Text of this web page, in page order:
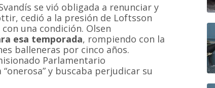
se vió obligada a renunciar y
cedió a la presión de Loftsson
una condición. Olsen
esa temporada, rompiendo con la
balleneras por cinco años.
Parlamentario
y buscaba perjudicar su